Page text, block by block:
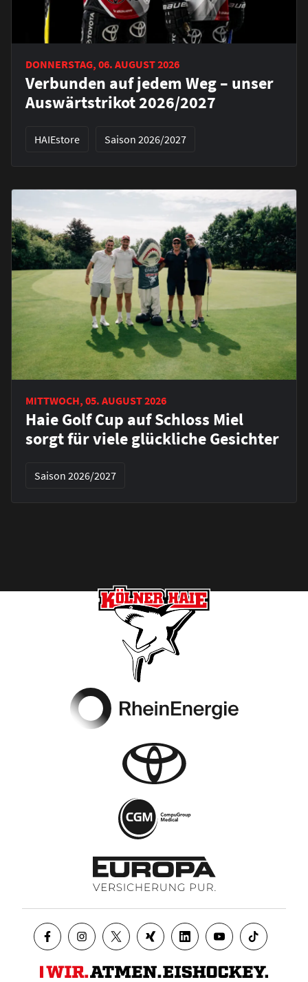
DONNERSTAG, 06. AUGUST 2026
Verbunden auf jedem Weg – unser
Auswärtstrikot 2026/2027
HAIEstore Saison 2026/2027
MITTWOCH, 05. AUGUST 2026
Haie Golf Cup auf Schloss Miel
sorgt für viele glückliche Gesichter
Saison 2026/2027